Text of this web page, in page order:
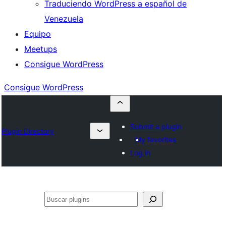
Traduciendo WordPress a español de
Venezuela
Equipo
Meetups
Consigue WordPress
Consigue WordPress
Plugin Directory
Submit a plugin
My favorites
Log in
Buscar